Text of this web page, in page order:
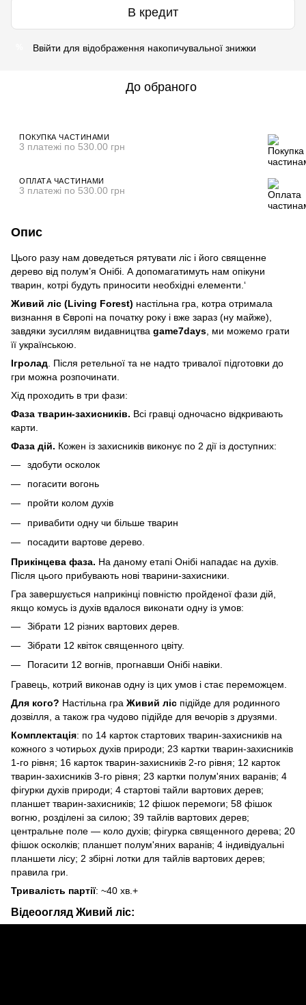
В кредит
Ввійти для відображення накопичувальної знижки
До обраного
ПОКУПКА ЧАСТИНАМИ
3 платежі по 530.00 грн
ОПЛАТА ЧАСТИНАМИ
3 платежі по 530.00 грн
Опис
Цього разу нам доведеться рятувати ліс і його священне
дерево від полум’я Онібі. А допомагатимуть нам опікуни
тварин, котрі будуть приносити необхідні елементи.‘
Живий ліс (Living Forest) настільна гра, котра отримала
визнання в Європі на початку року і вже зараз (ну майже),
завдяки зусиллям видавництва game7days , ми можемо грати
її українською.
Ігролад . Після ретельної та не надто тривалої підготовки до
гри можна розпочинати.
Хід проходить в три фази:
Фаза тварин-захисників. Всі гравці одночасно відкривають
карти.
Фаза дій. Кожен із захисників виконує по 2 дії із доступних:
здобути осколок
погасити вогонь
пройти колом духів
привабити одну чи більше тварин
посадити вартове дерево.
Прикінцева фаза. На даному етапі Онібі нападає на духів.
Після цього прибувають нові тварини-захисники.
Гра завершується наприкінці повністю пройденої фази дій,
якщо комусь із духів вдалося виконати одну із умов:
Зібрати 12 різних вартових дерев.
Зібрати 12 квіток священного цвіту.
Погасити 12 вогнів, прогнавши Онібі навіки.
Гравець, котрий виконав одну із цих умов і стає переможцем.
Для кого? Настільна гра Живий ліс підійде для родинного
дозвілля, а також гра чудово підійде для вечорів з друзями.
Комплектація: по 14 карток стартових тварин-захисників на
кожного з чотирьох духів природи; 23 картки тварин-захисників
1-го рівня; 16 карток тварин-захисників 2-го рівня; 12 карток
тварин-захисників 3-го рівня; 23 картки полум'яних варанів; 4
фігурки духів природи; 4 стартові тайли вартових дерев;
планшет тварин-захисників; 12 фішок перемоги; 58 фішок
вогню, розділені за силою; 39 тайлів вартових дерев;
центральне поле — коло духів; фігурка священного дерева; 20
фішок осколків; планшет полум'яних варанів; 4 індивідуальні
планшети лісу; 2 збірні лотки для тайлів вартових дерев;
правила гри.
Тривалість партії: ~40 хв.+
Відеоогляд Живий ліс: